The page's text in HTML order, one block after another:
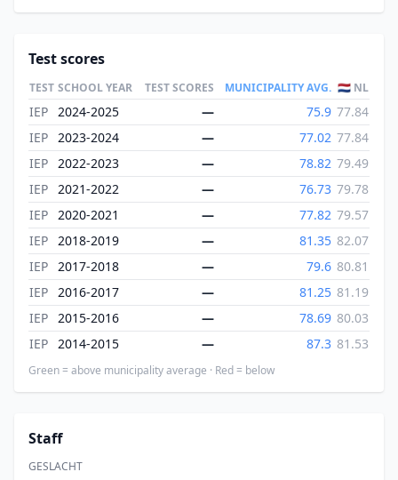
Test scores
TEST SCHOOL YEAR TEST SCORES MUNICIPALITY AVG. 🇳🇱 NL
IEP 2024-2025 — 75.9 77.84
IEP 2023-2024 — 77.02 77.84
IEP 2022-2023 — 78.82 79.49
IEP 2021-2022 — 76.73 79.78
IEP 2020-2021 — 77.82 79.57
IEP 2018-2019 — 81.35 82.07
IEP 2017-2018 — 79.6 80.81
IEP 2016-2017 — 81.25 81.19
IEP 2015-2016 — 78.69 80.03
IEP 2014-2015 — 87.3 81.53
Green = above municipality average · Red = below
Staff
GESLACHT